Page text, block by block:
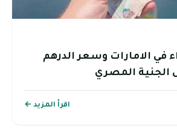
في الامارات وسعر الدرهم
الجنية المصري
اقرأ المزيد ←